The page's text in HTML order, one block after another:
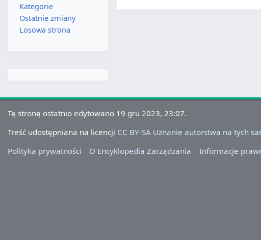
Kategorie
Ostatnie zmiany
Losowa strona
Tę stronę ostatnio edytowano 19 gru 2023, 23:07.
Treść udostępniana na licencji CC BY-SA Uznanie autorstwa na tych
Polityka prywatności
O Encyklopedia Zarządzania Informacje